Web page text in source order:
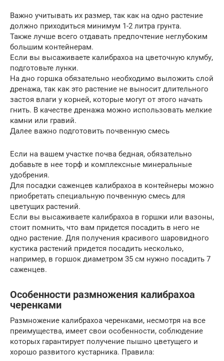
Важно учитывать их размер, так как на одно растение
должно приходиться минимум 1-2 литра грунта.
Также лучше всего отдавать предпочтение неглубоким
большим контейнерам.
Если вы высаживаете калибрахоа на цветочную клумбу,
подготовьте лунки.
На дно горшка обязательно необходимо выложить слой
дренажа, так как это растение не выносит длительного
застоя влаги у корней, которые могут от этого начать
гнить. В качестве дренажа можно использовать мелкие
камни или гравий.
Далее важно подготовить почвенную смесь
Если на вашем участке почва бедная, обязательно
добавьте в нее торф и комплексные минеральные
удобрения.
Для посадки саженцев калибрахоа в контейнеры можно
приобретать специальную почвенную смесь для
цветущих растений.
Если вы высаживаете калибрахоа в горшки или вазоны,
стоит помнить, что вам придется посадить в него не
одно растение. Для получения красивого шаровидного
кустика растений придется посадить несколько,
например, в горшок диаметром 35 см нужно посадить 7
саженцев.
Особенности размножения калибрахоа
черенками
Размножение калибрахоа черенками, несмотря на все
преимущества, имеет свои особенности, соблюдение
которых гарантирует получение пышно цветущего и
хорошо развитого кустарника. Правила: